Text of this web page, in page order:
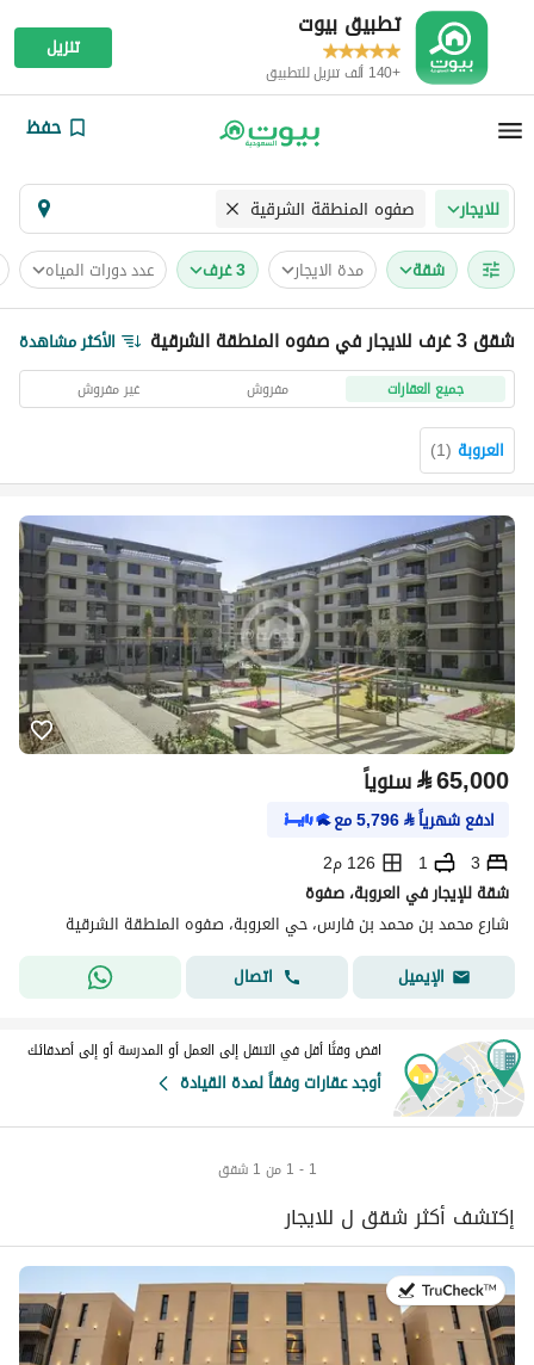
تطبيق بيوت
+140 ألف تنزيل للتطبيق
تنزيل
حفظ
للايجار صفوه المنطقة الشرقية
شقة مدة الايجار 3 غرف عدد دورات المياه
شقق 3 غرف للايجار في صفوه المنطقة الشرقية الأكثر مشاهدة
جميع العقارات مفروش غير مفروش
العروبة (
1
)
⃁65,000 سنوياً
ادفع شهرياً⃁
5,796مع
3
1
126 م2
شقة للإيجار في العروبة، صفوة
شارع محمد بن محمد بن فارس، حي العروبة، صفوه المنطقة الشرقية
الإيميل
اتصال
اقض وقتًا أقل في التنقل إلى العمل أو المدرسة أو إلى أصدقائك
أوجد عقارات وفقاً لمدة القيادة
1 - 1 من 1 شقق
إكتشف أكثر شقق ل للايجار
في:20 يوليو 2026